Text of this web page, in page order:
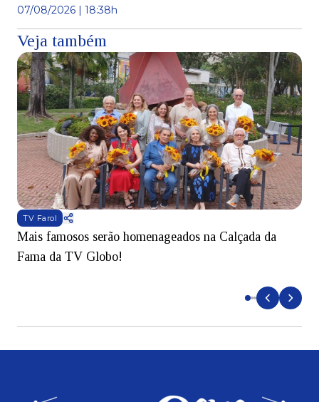
07/08/2026 | 18:38h
Veja também
TV Farol
Mais famosos serão homenageados na Calçada da
Fama da TV Globo!